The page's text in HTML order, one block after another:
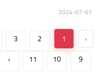
‹
1
2
3
9
10
11
›